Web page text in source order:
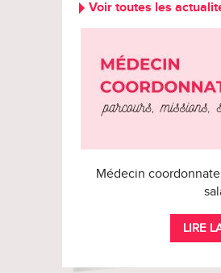
Voir toutes les
Médecin
LIRE